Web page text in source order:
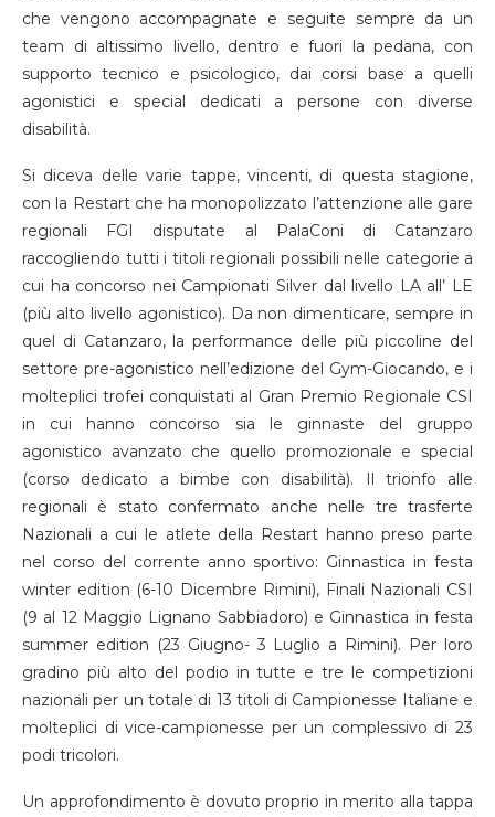
che vengono accompagnate e seguite sempre da un
team di altissimo livello, dentro e fuori la pedana, con
supporto tecnico e psicologico, dai corsi base a quelli
agonistici e special dedicati a persone con diverse
disabilità.
Si diceva delle varie tappe, vincenti, di questa stagione,
con la Restart che ha monopolizzato l’attenzione alle gare
regionali FGI disputate al PalaConi di Catanzaro
raccogliendo tutti i titoli regionali possibili nelle categorie a
cui ha concorso nei Campionati Silver dal livello LA all’ LE
(più alto livello agonistico). Da non dimenticare, sempre in
quel di Catanzaro, la performance delle più piccoline del
settore pre-agonistico nell’edizione del Gym-Giocando, e i
molteplici trofei conquistati al Gran Premio Regionale CSI
in cui hanno concorso sia le ginnaste del gruppo
agonistico avanzato che quello promozionale e special
(corso dedicato a bimbe con disabilità). Il trionfo alle
regionali è stato confermato anche nelle tre trasferte
Nazionali a cui le atlete della Restart hanno preso parte
nel corso del corrente anno sportivo: Ginnastica in festa
winter edition (6-10 Dicembre Rimini), Finali Nazionali CSI
(9 al 12 Maggio Lignano Sabbiadoro) e Ginnastica in festa
summer edition (23 Giugno- 3 Luglio a Rimini). Per loro
gradino più alto del podio in tutte e tre le competizioni
nazionali per un totale di 13 titoli di Campionesse Italiane e
molteplici di vice-campionesse per un complessivo di 23
podi tricolori.
Un approfondimento è dovuto proprio in merito alla tappa